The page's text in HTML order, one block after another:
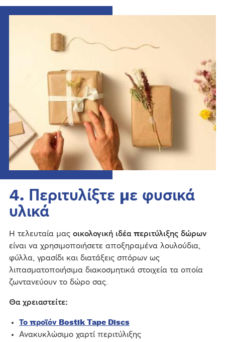
4. Περιτυλίξτε με φυσικά
υλικά
Η τελευταία μας οικολογική ιδέα περιτύλιξης δώρων
είναι να χρησιμοποιήσετε αποξηραμένα λουλούδια,
φύλλα, γρασίδι και διατάξεις σπόρων ως
λιπασματοποιήσιμα διακοσμητικά στοιχεία τα οποία
ζωντανεύουν το δώρο σας.
Θα χρειαστείτε:
Το προϊόν Bostik Tape Discs
Ανακυκλώσιμο χαρτί περιτύλιξης